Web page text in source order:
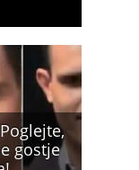
gostje